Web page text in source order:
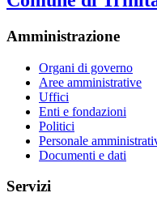
Amministrazione
Organi di governo
Aree amministrative
Uffici
Enti e fondazioni
Politici
Personale
Documenti e dati
Servizi